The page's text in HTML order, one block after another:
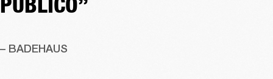
– BADEHAUS